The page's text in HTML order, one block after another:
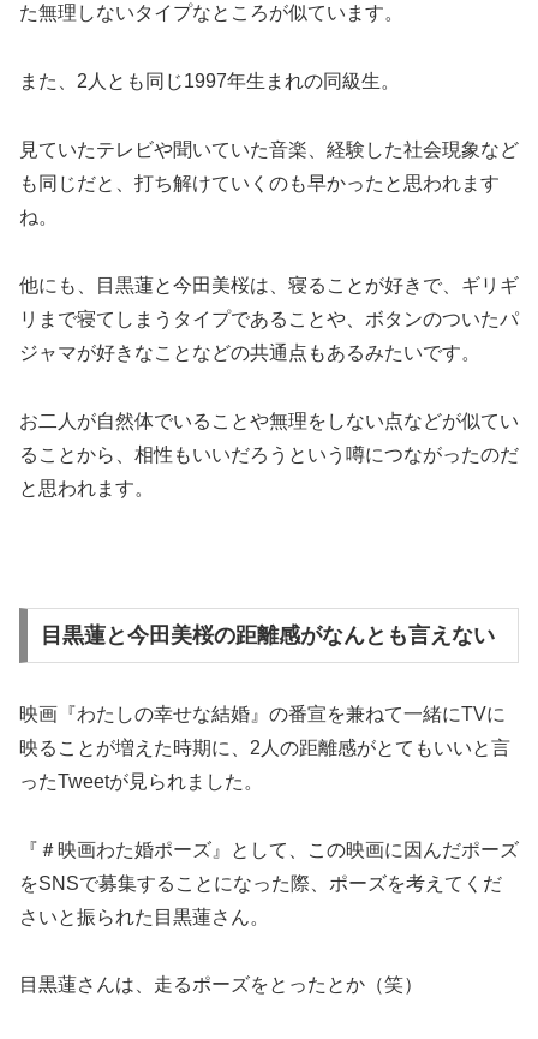
た無理しないタイプなところが似ています。
また、2人とも同じ1997年生まれの同級生。
見ていたテレビや聞いていた音楽、経験した社会現象など
も同じだと、打ち解けていくのも早かったと思われます
ね。
他にも、目黒蓮と今田美桜は、寝ることが好きで、ギリギ
リまで寝てしまうタイプであることや、ボタンのついたパ
ジャマが好きなことなどの共通点もあるみたいです。
お二人が自然体でいることや無理をしない点などが似てい
ることから、相性もいいだろうという噂につながったのだ
と思われます。
目黒蓮と今田美桜の距離感がなんとも言えない
映画『わたしの幸せな結婚』の番宣を兼ねて一緒にTVに
映ることが増えた時期に、2人の距離感がとてもいいと言
ったTweetが見られました。
『＃映画わた婚ポーズ』として、この映画に因んだポーズ
をSNSで募集することになった際、ポーズを考えてくだ
さいと振られた目黒蓮さん。
目黒蓮さんは、走るポーズをとったとか（笑）